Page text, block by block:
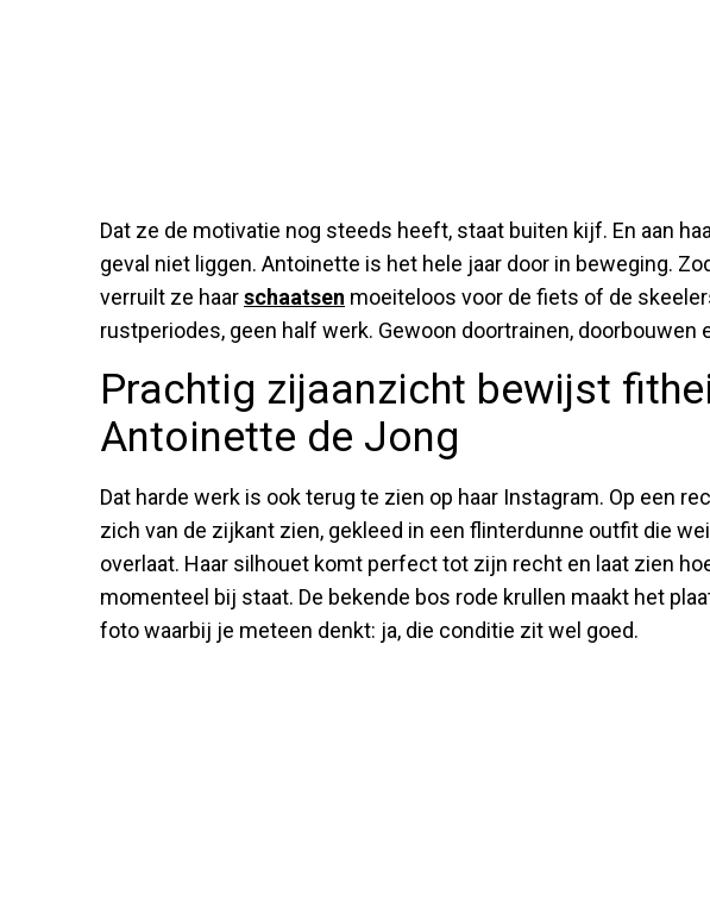
Dat ze de motivatie nog steeds heeft, staat buiten kijf. En aan
geval niet liggen. Antoinette is het hele jaar door in beweging.
verruilt ze haarschaatsen moeiteloos voor de fiets of de
rustperiodes, geen half werk. Gewoon doortrainen, doorbouwen
Prachtig zijaanzicht bewijst
Antoinette de Jong
Dat harde werk is ook terug te zien op haar Instagram. Op een
zich van de zijkant zien, gekleed in een flinterdunne outfit die
overlaat. Haar silhouet komt perfect tot zijn recht en laat zien
momenteel bij staat. De bekende bos rode krullen maakt het
foto waarbij je meteen denkt: ja, die conditie zit wel goed.